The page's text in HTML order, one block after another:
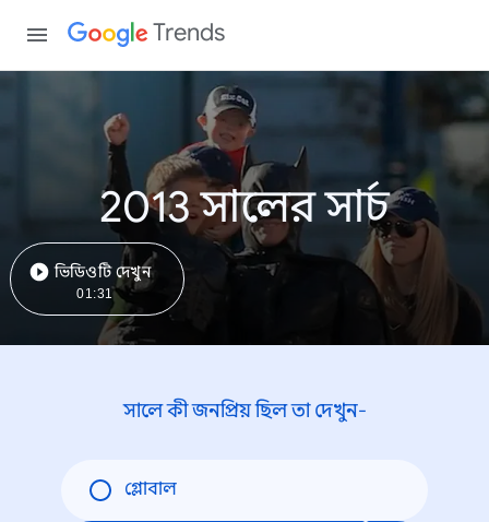
Trends
2013 সালের সার্চ
ভিডিওটি দেখুন
01:31
সালে কী জনপ্রিয় ছিল তা দেখুন-
গ্লোবাল